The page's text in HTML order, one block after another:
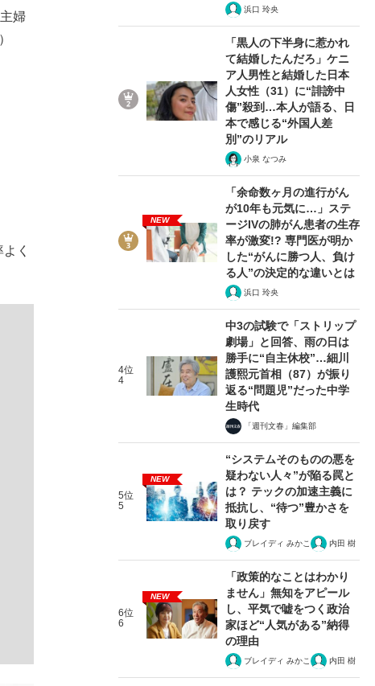
婦
く
浜口 玲央
「黒人の下半身に惹かれ
て結婚したんだろ」ケニ
ア人男性と結婚した日本
人女性（31）に“誹謗中
傷”殺到…本人が語る、日
本で感じる“外国人差
別”のリアル
小泉 なつみ
NEW
「余命数ヶ月の進行がん
が10年も元気に…」ステ
ージIVの肺がん患者の生存
率が激変!? 専門医が明か
した“がんに勝つ人、負け
る人”の決定的な違いとは
浜口 玲央
4位
4
中3の試験で「ストリップ
劇場」と回答、雨の日は
勝手に“自主休校”…細川
護熙元首相（87）が振り
返る“問題児”だった中学
生時代
「週刊文春」編集部
5位
5
NEW
“システムそのものの悪を
疑わない人々”が陥る罠と
は？ テックの加速主義に
抵抗し、“待つ”豊かさを
取り戻す
ブレイディ みかこ 内田 樹
6位
6
NEW
「政策的なことはわかり
ません」無知をアピール
し、平気で嘘をつく政治
家ほど“人気がある”納得
の理由
ブレイディ みかこ 内田 樹